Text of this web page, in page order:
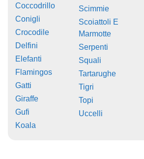
Coccodrillo
Conigli
Crocodile
Delfini
Elefanti
Flamingos
Gatti
Giraffe
Gufi
Koala
Scimmie
Scoiattoli E
Marmotte
Serpenti
Squali
Tartarughe
Tigri
Topi
Uccelli